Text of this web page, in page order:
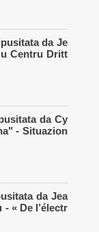
da Je
Centru Dritt
da Cy
- Situazion
da Jea
« De l’électr